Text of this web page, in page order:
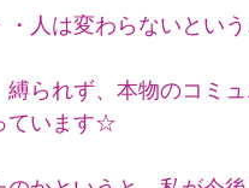
・人は変わらないとい
られず、本物のコミ
ています☆